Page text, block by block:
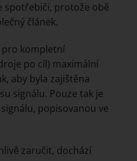
spotřebiči, protože obě
článek.
pro kompletní
po cíl) maximální
aby byla zajištěna
signálu. Pouze tak je
popisovanou ve
zaručit, dochází